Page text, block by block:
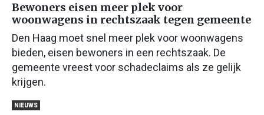
Bewoners eisen meer plek voor
woonwagens in rechtszaak tegen gemeente
Den Haag moet snel meer plek voor woonwagens
bieden, eisen bewoners in een rechtszaak. De
gemeente vreest voor schadeclaims als ze gelijk
krijgen.
NIEUWS